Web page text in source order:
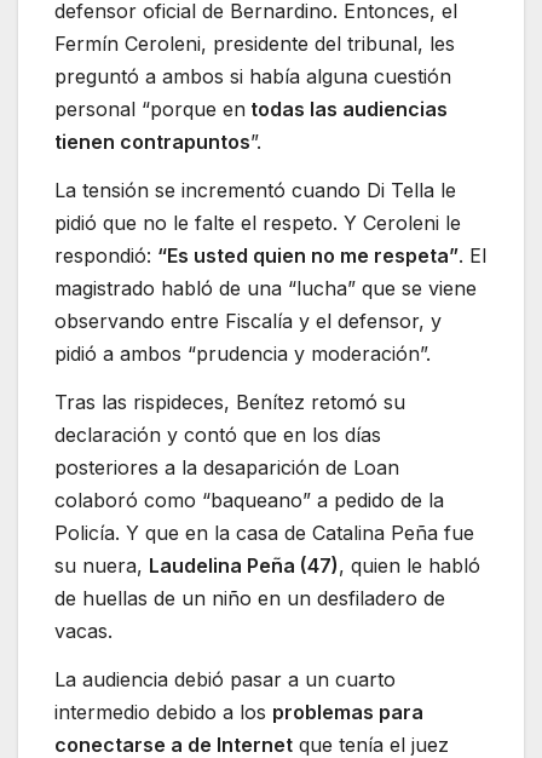
defensor oficial de Bernardino. Entonces, el
Fermín Ceroleni, presidente del tribunal, les
preguntó a ambos si había alguna cuestión
personal “porque en todas las audiencias
tienen contrapuntos”.
La tensión se incrementó cuando Di Tella le
pidió que no le falte el respeto. Y Ceroleni le
respondió: “Es usted quien no me respeta”. El
magistrado habló de una “lucha” que se viene
observando entre Fiscalía y el defensor, y
pidió a ambos “prudencia y moderación”.
Tras las rispideces, Benítez retomó su
declaración y contó que en los días
posteriores a la desaparición de Loan
colaboró como “baqueano” a pedido de la
Policía. Y que en la casa de Catalina Peña fue
su nuera, Laudelina Peña (47), quien le habló
de huellas de un niño en un desfiladero de
vacas.
La audiencia debió pasar a un cuarto
intermedio debido a los problemas para
conectarse a de Internet que tenía el juez